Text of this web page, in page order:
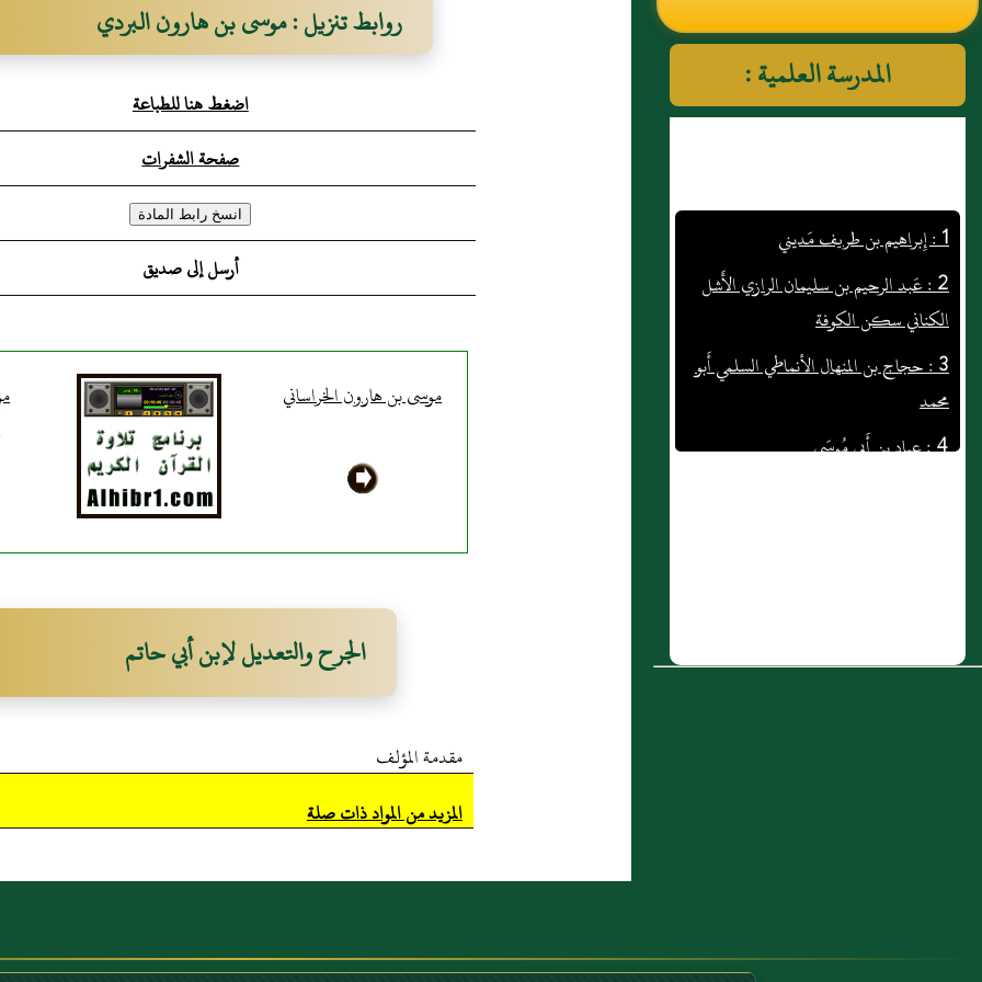
النووي رحمهم الله تعالى
المدرسة العلمية :
1 : إِبراهيم بن طريف مَديني
2 : عَبد الرحيم بن سليمان الرازي الأَشل
الكناني سكن الكوفة
3 : حجاج بن المنهال الأنماطي السلمي أَبو
محمد
4 : عباد بن أَبي مُوسَى
5 : محمد بن جبلة الرافقي
ظِلِّهم" رواه مسلم.
روابط تنزيل : موسى بن هارون البردي
اضغط هنا للطباعة
صفحة الشفرات
أرسل إلى صديق
موسى بن هارون الخراساني
الجرح والتعديل لإبن أبي حاتم
مقدمة المؤلف
المزيد من المواد ذات صلة